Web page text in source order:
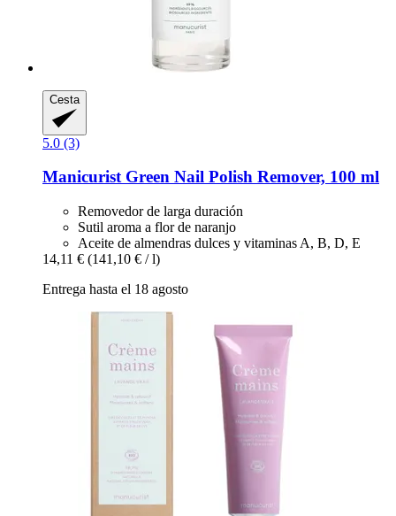
Cesta
5.0 (3)
ManicuristGreen Nail Polish Remover, 100 ml
Removedor de larga duración
Sutil aroma a flor de naranjo
Aceite de almendras dulces y vitaminas A, B, D, E
14,11 € (141,10 € / l)
Entrega hasta el 18 agosto